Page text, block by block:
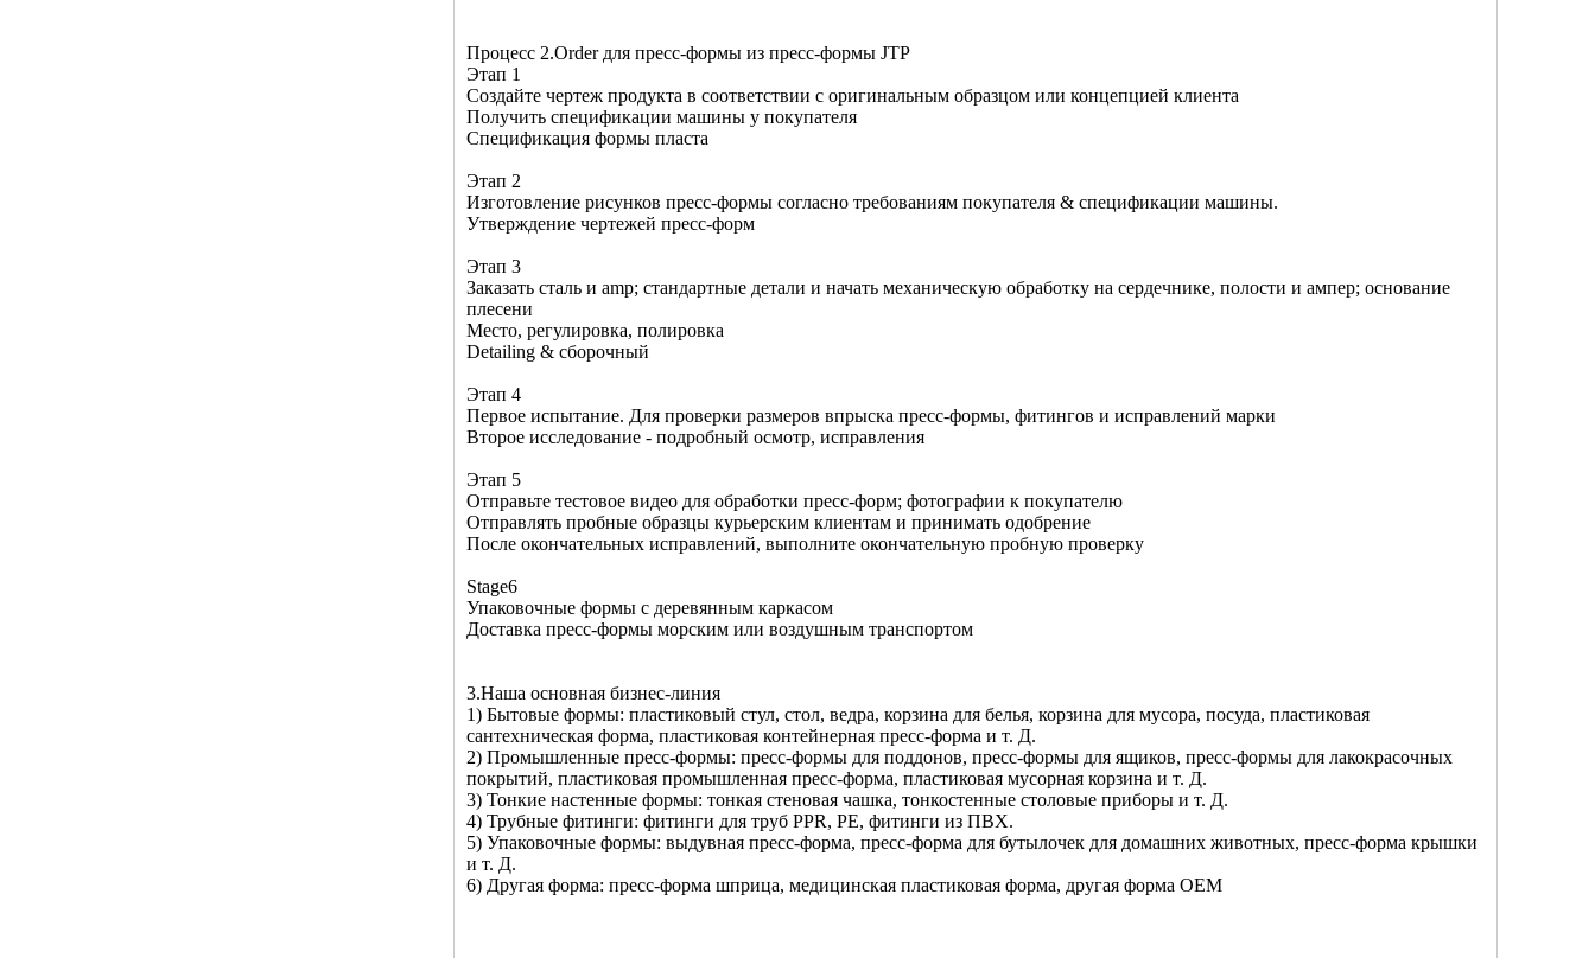
Процесс 2.Order для пресс-формы из пресс-формы JTP
Этап 1
Создайте чертеж продукта в соответствии с оригинальным образцом или концепцией клиента
Получить спецификации машины у покупателя
Спецификация формы пласта
Этап 2
Изготовление рисунков пресс-формы согласно требованиям покупателя & спецификации машины.
Утверждение чертежей пресс-форм
Этап 3
Заказать сталь и amp; стандартные детали и начать механическую обработку на сердечнике, полости и ампер; основание
плесени
Место, регулировка, полировка
Detailing & сборочный
Этап 4
Первое испытание. Для проверки размеров впрыска пресс-формы, фитингов и исправлений марки
Второе исследование - подробный осмотр, исправления
Этап 5
Отправьте тестовое видео для обработки пресс-форм; фотографии к покупателю
Отправлять пробные образцы курьерским клиентам и принимать одобрение
После окончательных исправлений, выполните окончательную пробную проверку
Stage6
Упаковочные формы с деревянным каркасом
Доставка пресс-формы морским или воздушным транспортом
3.Наша основная бизнес-линия
1) Бытовые формы: пластиковый стул, стол, ведра, корзина для белья, корзина для мусора, посуда, пластиковая
сантехническая форма, пластиковая контейнерная пресс-форма и т. Д.
2) Промышленные пресс-формы: пресс-формы для поддонов, пресс-формы для ящиков, пресс-формы для лакокрасочных
покрытий, пластиковая промышленная пресс-форма, пластиковая мусорная корзина и т. Д.
3) Тонкие настенные формы: тонкая стеновая чашка, тонкостенные столовые приборы и т. Д.
4) Трубные фитинги: фитинги для труб PPR, PE, фитинги из ПВХ.
5) Упаковочные формы: выдувная пресс-форма, пресс-форма для бутылочек для домашних животных, пресс-форма крышки
и т. Д.
6) Другая форма: пресс-форма шприца, медицинская пластиковая форма, другая форма OEM